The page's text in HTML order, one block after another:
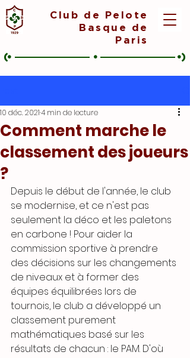
Club de Pelote
Basque de
Paris
(• • •)
Comment marche le
classement des joueurs
?
10 déc. 20214 min de lecture
Depuis le début de l'année, le club
se modernise, et ce n'est pas
seulement la déco et les paletons
en carbone ! Pour aider la
commission sportive à prendre
des décisions sur les changements
de niveaux et à former des
équipes équilibrées lors de
tournois, le club a développé un
classement purement
mathématiques basé sur les
résultats de chacun : le PAM. D'où